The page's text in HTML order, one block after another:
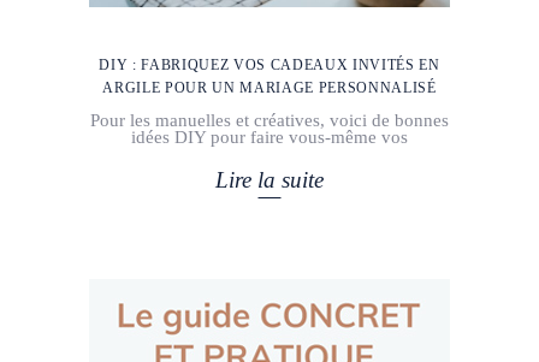
DIY : FABRIQUEZ VOS CADEAUX INVITÉS EN
ARGILE POUR UN MARIAGE PERSONNALISÉ
Pour les manuelles et créatives, voici de bonnes
idées DIY pour faire vous-même vos
Lire la suite